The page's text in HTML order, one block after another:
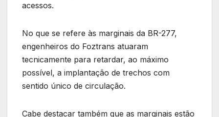
acessos.
No que se refere às marginais da BR-277,
engenheiros do Foztrans atuaram
tecnicamente para retardar, ao máximo
possível, a implantação de trechos com
sentido único de circulação.
Cabe destacar também que as marginais estão